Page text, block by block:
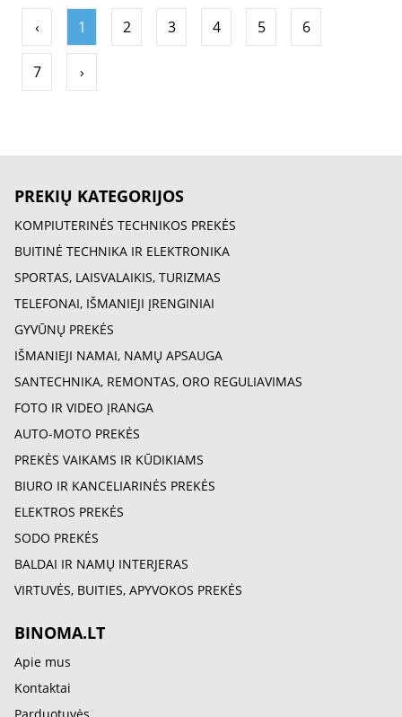
‹ 1 2 3 4 5 6
7 ›
PREKIŲ KATEGORIJOS
KOMPIUTERINĖS TECHNIKOS PREKĖS
BUITINĖ TECHNIKA IR ELEKTRONIKA
SPORTAS, LAISVALAIKIS, TURIZMAS
TELEFONAI, IŠMANIEJI ĮRENGINIAI
GYVŪNŲ PREKĖS
IŠMANIEJI NAMAI, NAMŲ APSAUGA
SANTECHNIKA, REMONTAS, ORO REGULIAVIMAS
FOTO IR VIDEO ĮRANGA
AUTO-MOTO PREKĖS
PREKĖS VAIKAMS IR KŪDIKIAMS
BIURO IR KANCELIARINĖS PREKĖS
ELEKTROS PREKĖS
SODO PREKĖS
BALDAI IR NAMŲ INTERJERAS
VIRTUVĖS, BUITIES, APYVOKOS PREKĖS
BINOMA.LT
Apie mus
Kontaktai